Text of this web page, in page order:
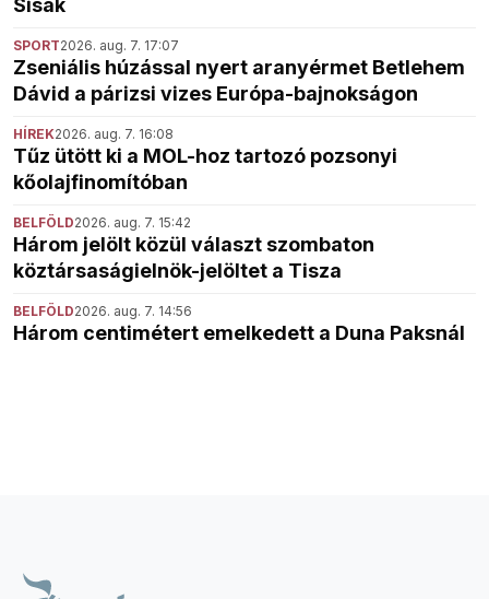
Sisak
SPORT2026. aug. 7. 17:07
Zseniális húzással nyert aranyérmet Betlehem
Dávid a párizsi vizes Európa-bajnokságon
HÍREK2026. aug. 7. 16:08
Tűz ütött ki a MOL-hoz tartozó pozsonyi
kőolajfinomítóban
BELFÖLD2026. aug. 7. 15:42
Három jelölt közül választ szombaton
köztársaságielnök-jelöltet a Tisza
BELFÖLD2026. aug. 7. 14:56
Három centimétert emelkedett a Duna Paksnál